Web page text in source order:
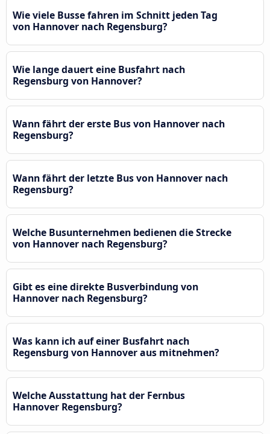
Wie viele Busse fahren im Schnitt jeden Tag
von Hannover nach Regensburg?
Wie lange dauert eine Busfahrt nach
Regensburg von Hannover?
Wann fährt der erste Bus von Hannover nach
Regensburg?
Wann fährt der letzte Bus von Hannover nach
Regensburg?
Welche Busunternehmen bedienen die Strecke
von Hannover nach Regensburg?
Gibt es eine direkte Busverbindung von
Hannover nach Regensburg?
Was kann ich auf einer Busfahrt nach
Regensburg von Hannover aus mitnehmen?
Welche Ausstattung hat der Fernbus
Hannover Regensburg?